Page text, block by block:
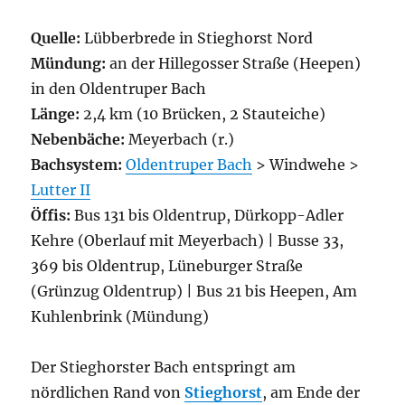
Quelle: Lübberbrede in Stieghorst Nord
Mündung: an der Hillegosser Straße (Heepen)
in den Oldentruper Bach
Länge: 2,4 km (10 Brücken, 2 Stauteiche)
Nebenbäche:Meyerbach (r.)
Bachsystem:Oldentruper Bach > Windwehe >
Lutter II
Öffis: Bus 131 bis Oldentrup, Dürkopp-Adler
Kehre (Oberlauf mit Meyerbach) | Busse 33,
369 bis Oldentrup, Lüneburger Straße
(Grünzug Oldentrup) | Bus 21 bis Heepen, Am
Kuhlenbrink (Mündung)
Der Stieghorster Bach entspringt am
nördlichen Rand von Stieghorst, am Ende der